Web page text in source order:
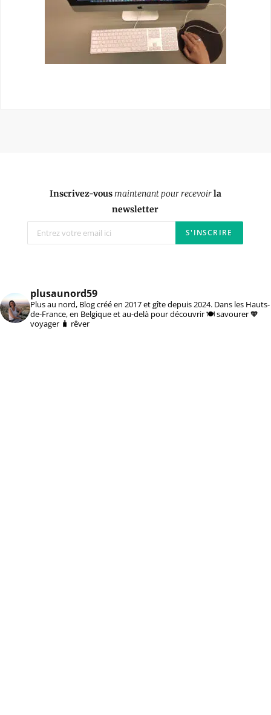
Inscrivez-vousmaintenant pour recevoirla
newsletter
plusaunord59
Plus au nord, Blog créé en 2017 et gîte depuis 2024. Dans les Hauts-
de-France, en Belgique et au-delà pour découvrir 🍽️ savourer 🧡
voyager 🧳 rêver